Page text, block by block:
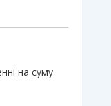
на суму